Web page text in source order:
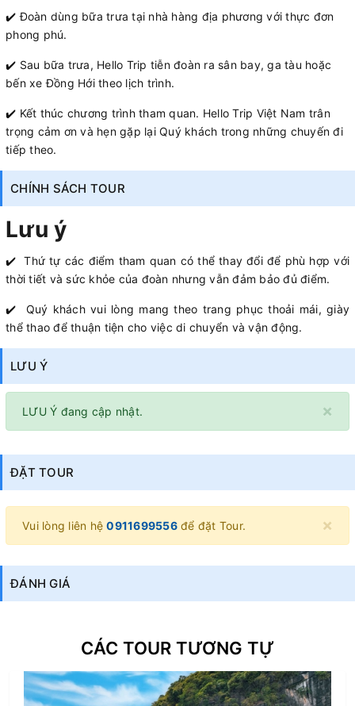
✔️ Đoàn dùng bữa trưa tại nhà hàng địa phương với thực đơn
phong phú.
✔️ Sau bữa trưa, Hello Trip tiễn đoàn ra sân bay, ga tàu hoặc
bến xe Đồng Hới theo lịch trình.
✔️ Kết thúc chương trình tham quan. Hello Trip Việt Nam trân
trọng cảm ơn và hẹn gặp lại Quý khách trong những chuyến đi
tiếp theo.
CHÍNH SÁCH TOUR
Lưu ý
✔️ Thứ tự các điểm tham quan có thể thay đổi để phù hợp với
thời tiết và sức khỏe của đoàn nhưng vẫn đảm bảo đủ điểm.
✔️ Quý khách vui lòng mang theo trang phục thoải mái, giày
thể thao để thuận tiện cho việc di chuyển và vận động.
LƯU Ý
×
LƯU Ý đang cập nhật.
ĐẶT TOUR
×
Vui lòng liên hệ0911699556để đặt Tour.
ĐÁNH GIÁ
CÁC TOUR TƯƠNG TỰ